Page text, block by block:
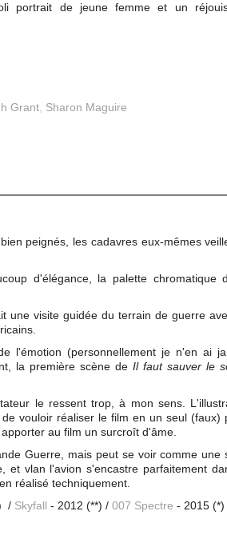
portrait de jeune femme et un
Grant Sharon Maguire
peignés, les cadavres eux-mêmes
d'élégance, la palette chromatique
une visite guidée du terrain de guerre
l'émotion (personnellement je n'en ai
la première scène de Il faut sauver le
le ressent trop, à mon sens.
vouloir réaliser le film en un seul (faux)
au film un surcroît d'âme.
Guerre, mais peut se voir comme une
vlan l'avion s'encastre parfaitement
réalisé techniquement.
/ Skyfall - 2012 (**) / 007 Spectre - 2015 (*)